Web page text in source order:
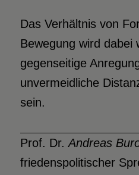
Das Verhältnis von
Bewegung wird dabei
gegenseitige
unvermeidliche
sein.
Prof. Dr. Andreas
friedenspolitischer